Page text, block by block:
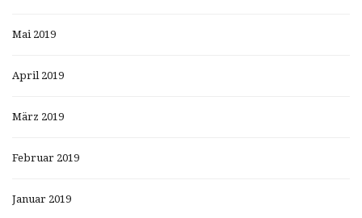
Mai 2019
April 2019
März 2019
Februar 2019
Januar 2019